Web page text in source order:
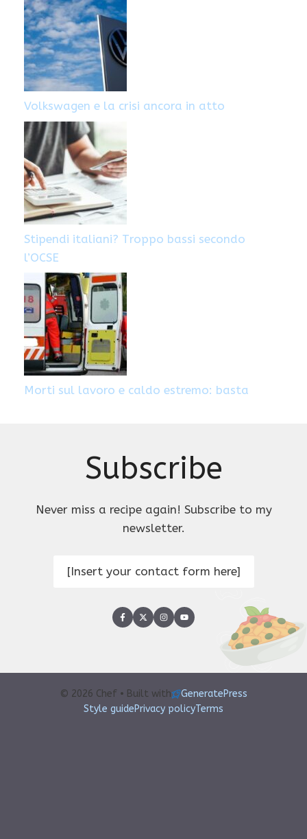
Volkswagen e la crisi ancora in atto
Stipendi italiani? Troppo bassi secondo
l’OCSE
Morti sul lavoro e caldo estremo: basta
Subscribe
Never miss a recipe again! Subscribe to my
newsletter.
[Insert your contact form here]
© 2026 Chef • Built with
GeneratePress
Style guidePrivacy policyTerms